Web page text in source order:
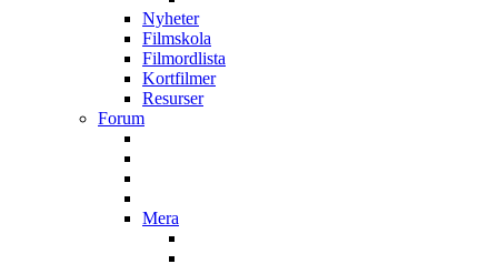
Nyheter
Filmskola
Filmordlista
Kortfilmer
Resurser
Forum
Mera